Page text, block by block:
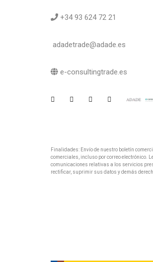
+34 93 624 72 21
adadetrade@adade.es
e-consultingtrade.es
Finalidades: Envío de nuestro boletín
comerciales, incluso por correo electrónico.
comunicaciones relativas a los servicios
rectificar, suprimir sus datos y demás